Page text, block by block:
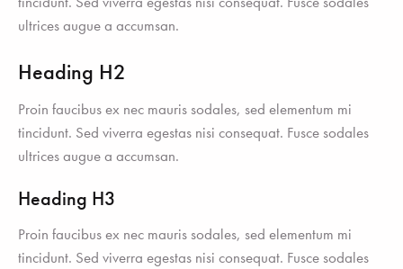
ultrices augue a accumsan.
Heading H2
Proin faucibus ex nec mauris sodales, sed elementum mi
tincidunt. Sed viverra egestas nisi consequat. Fusce sodales
ultrices augue a accumsan.
Heading H3
Proin faucibus ex nec mauris sodales, sed elementum mi
tincidunt. Sed viverra egestas nisi consequat. Fusce sodales